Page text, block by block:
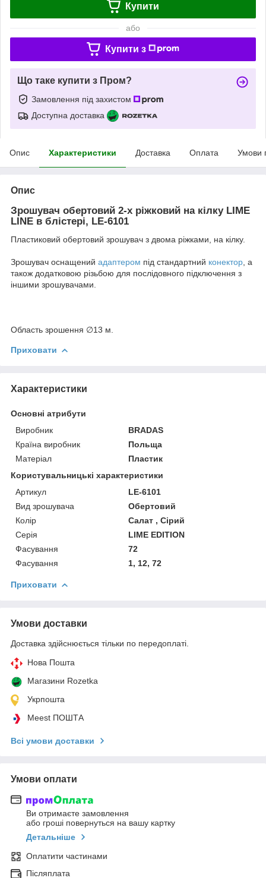
Купити
або
Купити з
Що таке купити з Пром?
Замовлення під захистом
Доступна доставка
Опис Характеристики Доставка Оплата Умови
Опис
Зрошувач обертовий 2-х ріжковий на кілку LIME
LINE в блістері, LE-6101
Пластиковий обертовий зрошувач з двома ріжками, на кілку.
Зрошувач оснащений адаптером під стандартний конектор , а
також додатковою різьбою для послідовного підключення з
іншими зрошувачами.
Область зрошення ∅13 м.
Приховати
Характеристики
Основні атрибути
Виробник
BRADAS
Країна виробник
Польща
Матеріал
Пластик
Користувальницькі характеристики
Артикул
LE-6101
Вид зрошувача
Обертовий
Колір
Салат , Сірий
Серія
LIME EDITION
Фасування
72
Фасування
1, 12, 72
Приховати
Умови доставки
Доставка здійснюється тільки по передоплаті.
Нова Пошта
Магазини Rozetka
Укрпошта
Meest ПОШТА
Всі умови доставки
Умови оплати
Ви отримаєте замовлення
або гроші повернуться на вашу картку
Детальніше
Оплатити частинами
Післяплата